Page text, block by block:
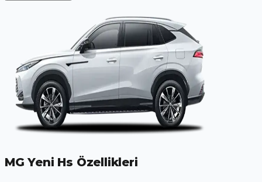
MG Yeni Hs Özellikleri